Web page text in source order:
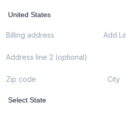
Billing address Add
Address line 2 (optional)
Zip code City